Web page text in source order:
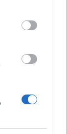
below Google